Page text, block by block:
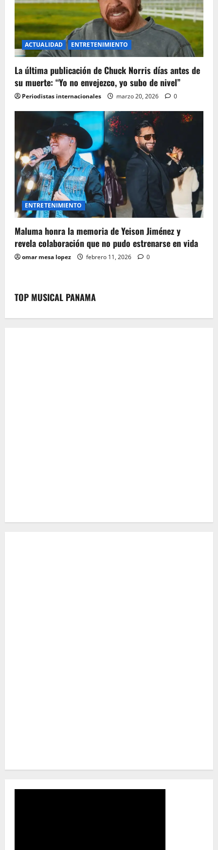
ACTUALIDAD ENTRETENIMIENTO
La última publicación de Chuck Norris días antes de
su muerte: “Yo no envejezco, yo subo de nivel”
Periodistas internacionales marzo 20, 2026 0
ENTRETENIMIENTO
Maluma honra la memoria de Yeison Jiménez y
revela colaboración que no pudo estrenarse en vida
omar mesa lopez febrero 11, 2026 0
TOP MUSICAL PANAMA